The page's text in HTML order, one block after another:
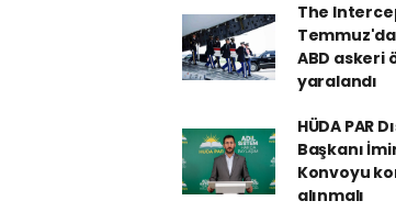
The
ABD askeri
yaralandı
HÜDA PAR
Başkanı
Konvoyu
alınmalı